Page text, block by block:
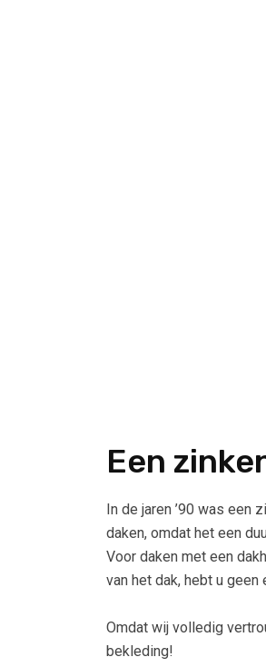
Een
In de jaren ’90 was
daken, omdat het een
Voor daken met een
van het dak, hebt u
Omdat wij volledig
bekleding!